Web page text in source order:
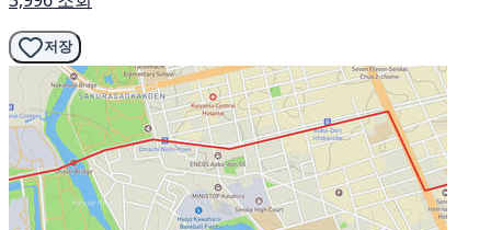
저장